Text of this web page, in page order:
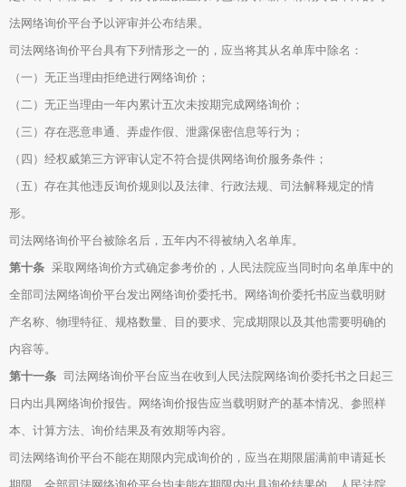
法网络询价平台予以评审并公布结果。
司法网络询价平台具有下列情形之一的，应当将其从名单库中除名：
（一）无正当理由拒绝进行网络询价；
（二）无正当理由一年内累计五次未按期完成网络询价；
（三）存在恶意串通、弄虚作假、泄露保密信息等行为；
（四）经权威第三方评审认定不符合提供网络询价服务条件；
（五）存在其他违反询价规则以及法律、行政法规、司法解释规定的情
形。
司法网络询价平台被除名后，五年内不得被纳入名单库。
第十条 采取网络询价方式确定参考价的，人民法院应当同时向名单库中的
全部司法网络询价平台发出网络询价委托书。网络询价委托书应当载明财
产名称、物理特征、规格数量、目的要求、完成期限以及其他需要明确的
内容等。
第十一条 司法网络询价平台应当在收到人民法院网络询价委托书之日起三
日内出具网络询价报告。网络询价报告应当载明财产的基本情况、参照样
本、计算方法、询价结果及有效期等内容。
司法网络询价平台不能在期限内完成询价的，应当在期限届满前申请延长